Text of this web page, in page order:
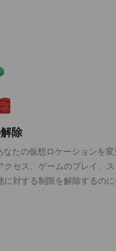
除
なたの仮想ロケーションを
クセス、ゲームのプレイ、
に対する制限を解除するのに